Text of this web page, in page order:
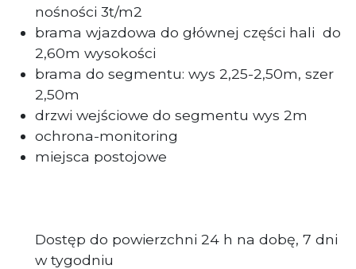
nośności 3t/m2
brama wjazdowa do głównej części hali do
2,60m wysokości
brama do segmentu: wys 2,25-2,50m, szer
2,50m
drzwi wejściowe do segmentu wys 2m
ochrona-monitoring
miejsca postojowe
Dostęp do powierzchni 24 h na dobę, 7 dni
w tygodniu